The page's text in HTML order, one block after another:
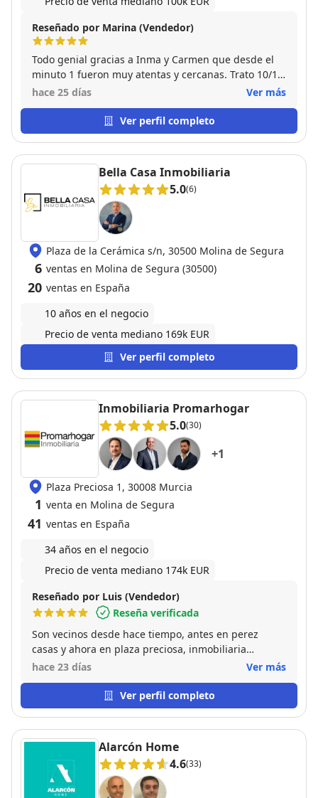
Reseñado por Marina (Vendedor)
Todo genial gracias a Inma y Carmen que desde el
minuto 1 fueron muy atentas y cercanas. Trato 10/10.
Gracias de corazón por todo.
hace 25 días Ver más
Ver perfil completo
Bella Casa Inmobiliaria
5.0(6)
Plaza de la Cerámica s/n, 30500 Molina de Segura
6 ventas en Molina de Segura (30500)
20 ventas en España
10 años en el negocio
Precio de venta mediano 169k EUR
Ver perfil completo
Inmobiliaria Promarhogar
5.0(30)
+1
Plaza Preciosa 1, 30008 Murcia
1 venta en Molina de Segura
41 ventas en España
34 años en el negocio
Precio de venta mediano 174k EUR
Reseñado por Luis (Vendedor)
Reseña verificada
Son vecinos desde hace tiempo, antes en perez
casas y ahora en plaza preciosa, inmobiliaria
cercana, siempre trabaja la misma gente desde hace
vendido mi vivienda justo encima de su oficina
actual. recomendables
hace 23 días Ver más
Ver perfil completo
Alarcón Home
4.6(33)